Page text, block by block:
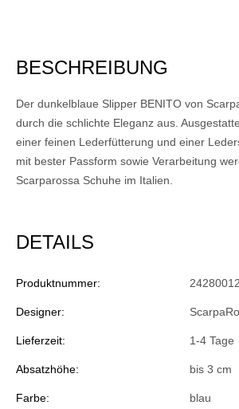
BESCHREIBUNG
Der dunkelblaue Slipper BENITO von
durch die schlichte Eleganz aus.
einer feinen Lederfütterung und einer
mit bester Passform sowie Verarbeitung
Scarparossa Schuhe im Italien.
DETAILS
Produktnummer:
Designer:
Lieferzeit: 1-4 Tage
Absatzhöhe: bis 3 cm
Farbe: blau